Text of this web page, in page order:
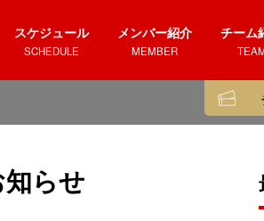
スケジュール
SCHEDULE
メンバー紹介
MEMBER
チーム
らせ